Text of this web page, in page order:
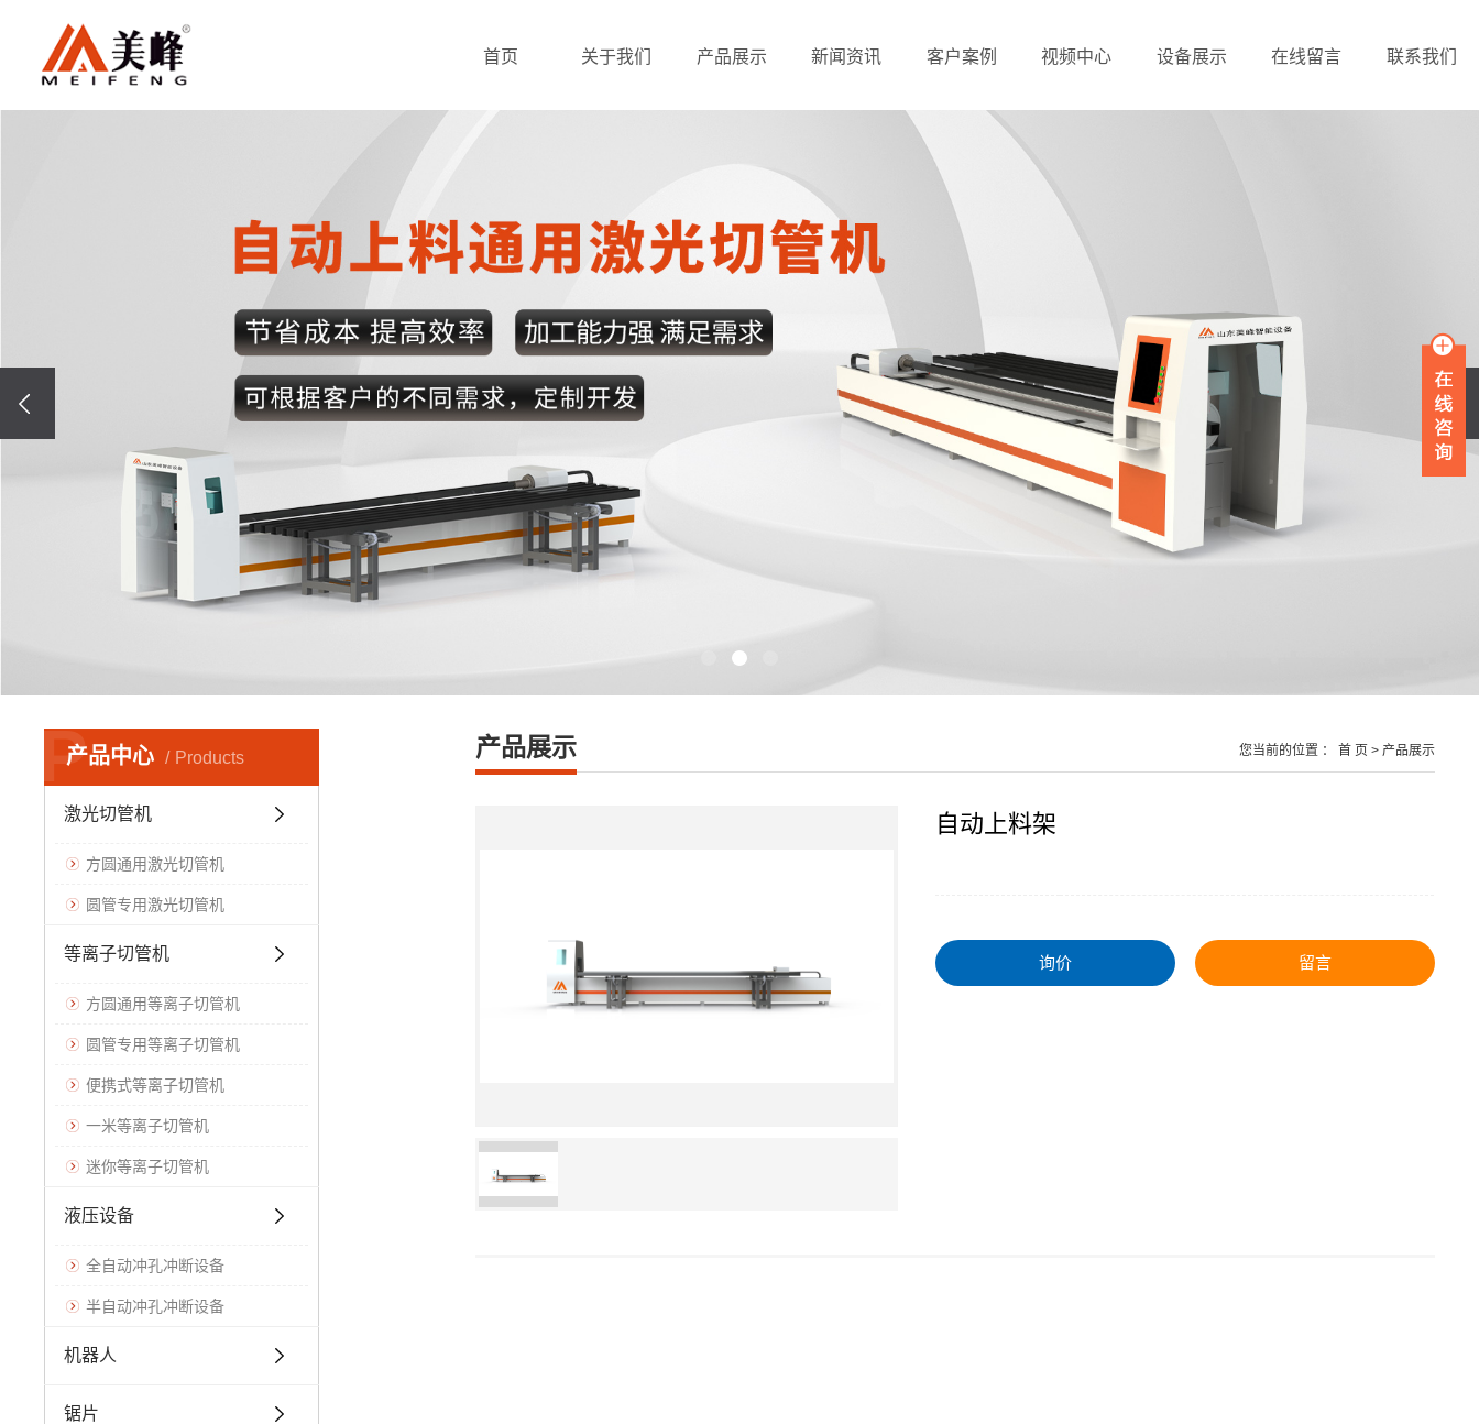
首页 关于我们 产品展示 新闻资讯 客户案例 视频中心 设备展示 在线留言 联系我们
产品中心 Products
P
激光切管机
方圆通用激光切管机
圆管专用激光切管机
等离子切管机
方圆通用等离子切管机
圆管专用等离子切管机
便携式等离子切管机
一米等离子切管机
迷你等离子切管机
液压设备
全自动冲孔冲断设备
半自动冲孔冲断设备
机器人
锯片
产品展示 您当前的位置 ： 首 页 > 产品展示
自动上料架
询价 留言